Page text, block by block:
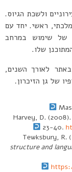
ולשכת הגיוס.
ראשי. יחד עם
של שימוש במרחב
שלו.
לאורך השנים,
של גן הזיכרון.
Harvey, D. (2008).
23-40.
Tewksbury, R.
structure and